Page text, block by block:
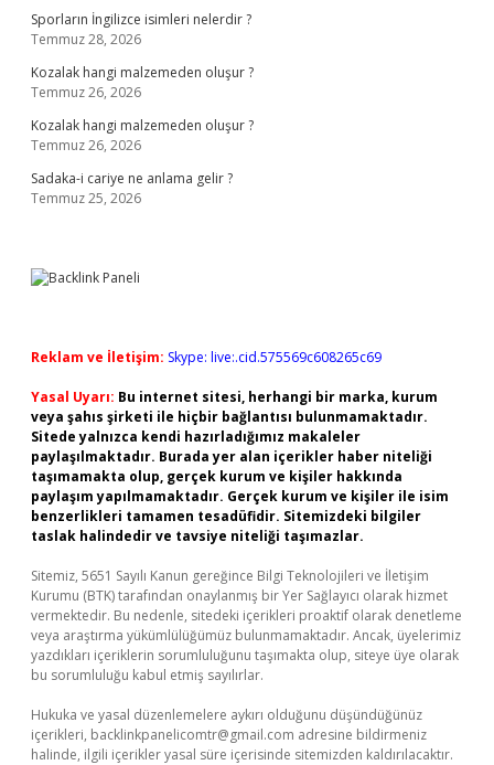
Sporların İngilizce isimleri nelerdir ?
Temmuz 28, 2026
Kozalak hangi malzemeden oluşur ?
Temmuz 26, 2026
Kozalak hangi malzemeden oluşur ?
Temmuz 26, 2026
Sadaka-i cariye ne anlama gelir ?
Temmuz 25, 2026
Reklam ve İletişim: Skype: live:.cid.575569c608265c69
Yasal Uyarı: Bu internet sitesi, herhangi bir marka, kurum
veya şahıs şirketi ile hiçbir bağlantısı bulunmamaktadır.
Sitede yalnızca kendi hazırladığımız makaleler
paylaşılmaktadır. Burada yer alan içerikler haber niteliği
taşımamakta olup, gerçek kurum ve kişiler hakkında
paylaşım yapılmamaktadır. Gerçek kurum ve kişiler ile isim
benzerlikleri tamamen tesadüfidir. Sitemizdeki bilgiler
taslak halindedir ve tavsiye niteliği taşımazlar.
Sitemiz, 5651 Sayılı Kanun gereğince Bilgi Teknolojileri ve İletişim
Kurumu (BTK) tarafından onaylanmış bir Yer Sağlayıcı olarak hizmet
vermektedir. Bu nedenle, sitedeki içerikleri proaktif olarak denetleme
veya araştırma yükümlülüğümüz bulunmamaktadır. Ancak, üyelerimiz
yazdıkları içeriklerin sorumluluğunu taşımakta olup, siteye üye olarak
bu sorumluluğu kabul etmiş sayılırlar.
Hukuka ve yasal düzenlemelere aykırı olduğunu düşündüğünüz
içerikleri, backlinkpanelicomtr@gmail.com adresine bildirmeniz
halinde, ilgili içerikler yasal süre içerisinde sitemizden kaldırılacaktır.